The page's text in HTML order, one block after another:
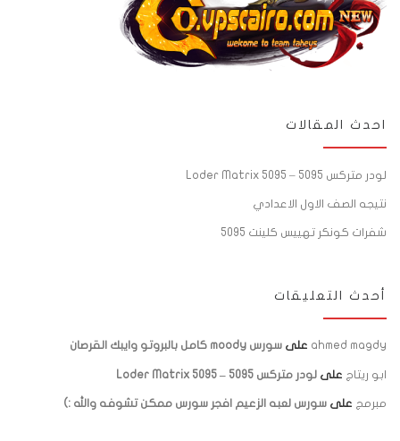
احدث المقالات
لودر متركس 5095 – Loder Matrix 5095
نتيجه الصف الاول الاعدادي
شفرات كونكر تهييس كلينت 5095
أحدث التعليقات
ahmed magdy على سورس moody كامل بالبروتو وايبك القرصان
ابو ريتاج على لودر متركس 5095 – Loder Matrix 5095
مبرمج على سورس لعبه الزعيم افجر سورس ممكن تشوفه والله :)